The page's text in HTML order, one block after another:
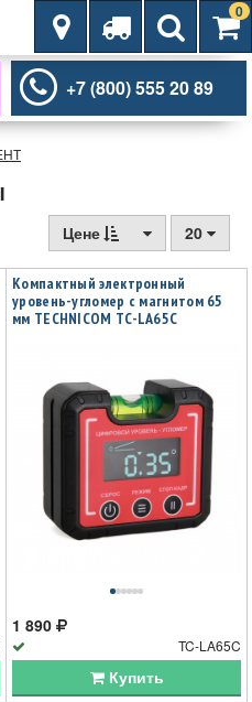
0
+7 (800) 555 20 89
Цене 20
Компактный электронный
уровень-угломер с магнитом 65
мм TECHNICOM TC-LA65C
1 890
TC-LA65C
Купить